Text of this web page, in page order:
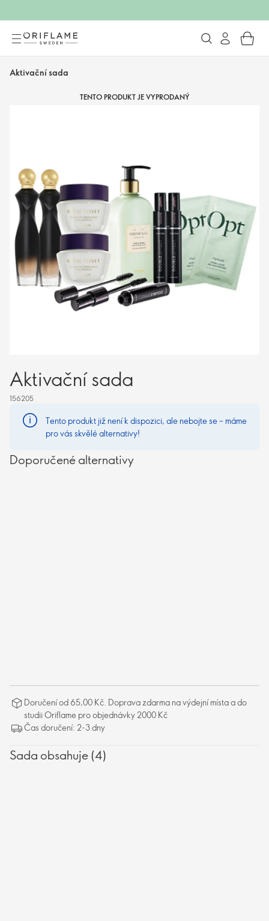
Aktivační sada
TENTO PRODUKT JE VYPRODANÝ
Aktivační sada
156205
Tento produkt již není k dispozici, ale nebojte se – máme
pro vás skvělé alternativy!
Doporučené alternativy
Doručení od 65,00 Kč. Doprava zdarma na výdejní místa a do
studii Oriflame pro objednávky 2000 Kč
Čas doručení: 2-3 dny
Sada obsahuje (4)